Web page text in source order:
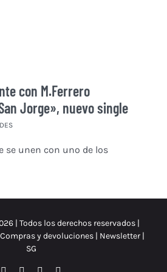
con M.Ferrero
Jorge», nuevo single
se unen con uno de los
| Todos los derechos reservados |
Compras y devoluciones| Newsletter |
SG